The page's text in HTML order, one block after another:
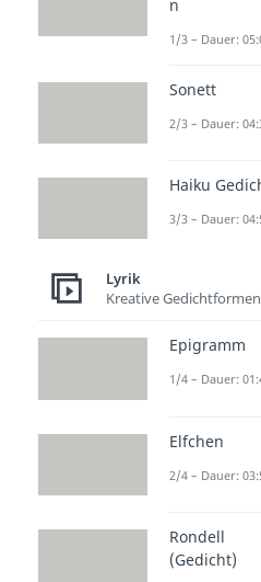
Dauer: 05:09
Die Stadt -
Dauer: 04:57
Dauer: 05:11
Augen in der
Dauer: 05:14
Auf der
Dauer: 05:24
Städter -
Weltende -
Verfall -
Dauer: 04:55
Georg Trakl -
Dauer: 05:07
Weltende -
Dauer: 04:55
n
1/3 – Dauer:
Sonett
2/3 – Dauer:
Haiku
3/3 – Dauer:
Lyrik
Kreative Gedichtformen
Epigramm
1/4 – Dauer:
Elfchen
2/4 – Dauer:
Rondell
(Gedicht)